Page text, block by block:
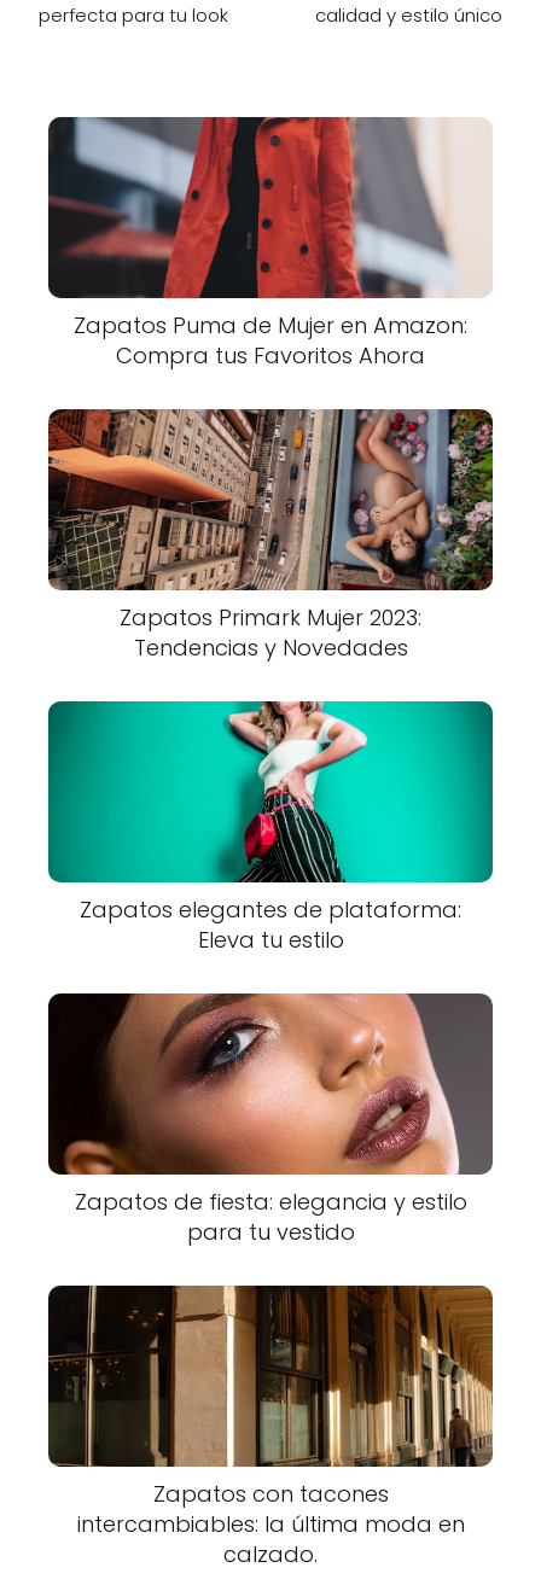
perfecta para tu look calidad y estilo único
Zapatos Puma de Mujer en Amazon:
Compra tus Favoritos Ahora
Zapatos Primark Mujer 2023:
Tendencias y Novedades
Zapatos elegantes de plataforma:
Eleva tu estilo
Zapatos de fiesta: elegancia y estilo
para tu vestido
Zapatos con tacones
intercambiables: la última moda en
calzado.